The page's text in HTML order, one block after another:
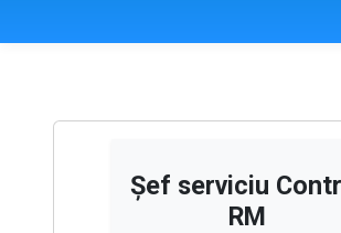
Şef serviciu
RM